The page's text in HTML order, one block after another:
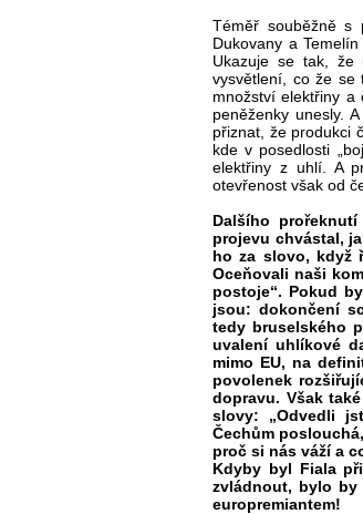
Téměř souběžně s
Dukovany a
Ukazuje se tak, že
vysvětlení, co že se
množství elektřiny
peněženky unesly.
přiznat, že produkci
kde v posedlosti
elektřiny z uhlí. A
otevřenost však od
Dalšího
projevu chvástal,
ho za slovo, když
Oceňovali naši
postoje“. Pokud
jsou: dokončení
tedy bruselského
uvalení uhlíkové
mimo EU, na
povolenek
dopravu. Však
slovy: „Odvedli
Čechům
proč si nás váží a
Kdyby byl Fiala
zvládnout, bylo by
europremiantem!